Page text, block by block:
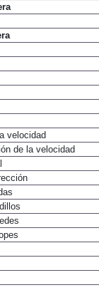
velocidad
de la velocidad